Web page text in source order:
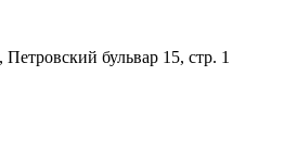
бульвар 15, стр. 1